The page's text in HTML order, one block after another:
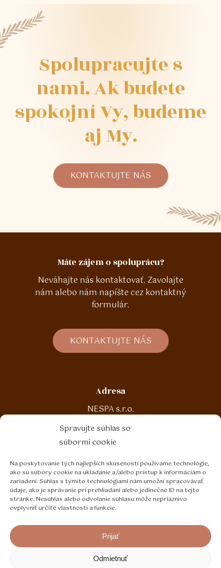
Spravujte súhlas so
súbormi cookie
Na poskytovanie tých najlepších skúseností používame technológie,
ako sú súbory cookie na ukladanie a/alebo prístup k informáciám o
zariadení. Súhlas s týmito technológiami nám umožní spracovávať
údaje, ako je správanie pri prehliadaní alebo jedinečné ID na tejto
stránke. Nesúhlas alebo odvolanie súhlasu môže nepriaznivo
ovplyvniť určité vlastnosti a funkcie.
Prijať
Odmietnuť
Spolupracujtes
nami.Akbudete
spokojníVy,budeme
aj My.
KONTAKTUJTE NÁS
Máte zájem o spoluprácu?
Neváhajte nás kontaktovať. Zavolajte
nám alebo nám napíšte cez kontaktný
formulár.
KONTAKTUJTE NÁS
Adresa
NESPA s.r.o.
Malinová 188
972 13 Nitrianske Pravno
Kontakt
T: +421 46 5443 103
E: nespa@nespa.sk
2026Nespa s.r.o.